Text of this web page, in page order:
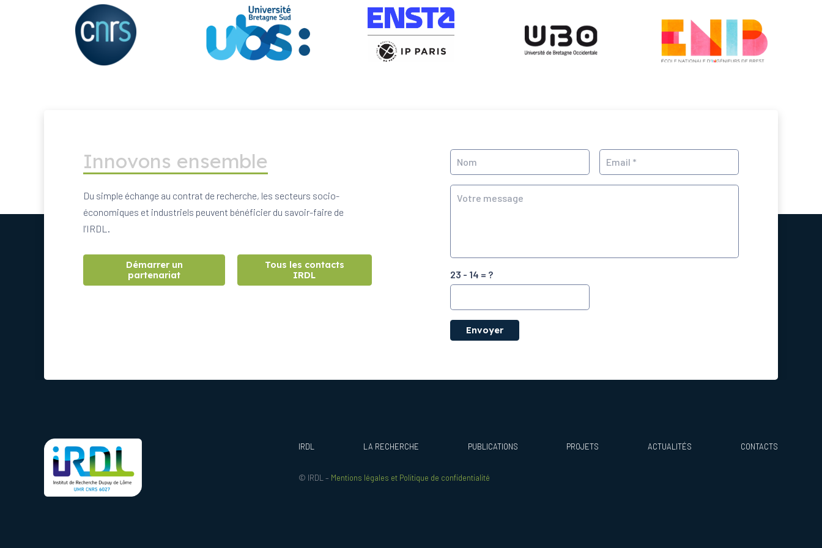
Innovons ensemble
Du simple échange au contrat de recherche, les secteurs socio-
économiques et industriels peuvent bénéficier du savoir-faire de
l’IRDL.
Démarrer un
partenariat
Tous les contacts
IRDL
23 - 14 = ?
Envoyer
IRDL LA RECHERCHE PUBLICATIONS PROJETS ACTUALITÉS CONTACTS
© IRDL – Mentions légales et Politique de confidentialité